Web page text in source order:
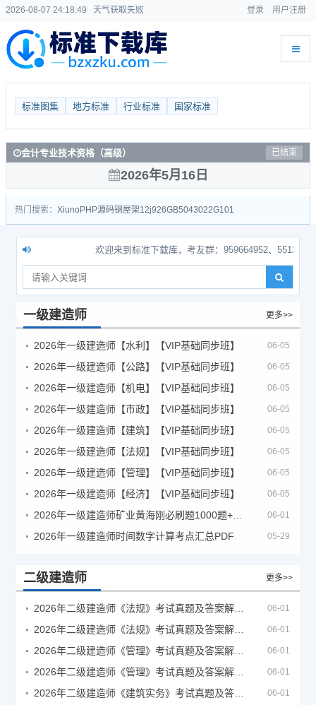
2026-08-07 24:18:50 天气获取失败 登录 用户注册
标准图集 地方标准 行业标准 国家标准
会计专业技术资格（高级） 已结束
2026年5月16日
热门搜索： Xiuno PHP源码钢屋架12j926GB5043022G101
欢迎来到标准下载库，考友群：959664952、551242518。
一级建造师 更多>>
2026年一级建造师【水利】【VIP基础同步班】 06-05
2026年一级建造师【公路】【VIP基础同步班】 06-05
2026年一级建造师【机电】【VIP基础同步班】 06-05
2026年一级建造师【市政】【VIP基础同步班】 06-05
2026年一级建造师【建筑】【VIP基础同步班】 06-05
2026年一级建造师【法规】【VIP基础同步班】 06-05
2026年一级建造师【管理】【VIP基础同步班】 06-05
2026年一级建造师【经济】【VIP基础同步班】 06-05
06-01
2026年一级建造师时间数字计算考点汇总PDF 05-29
二级建造师 更多>>
06-01
06-01
06-01
06-01
06-01